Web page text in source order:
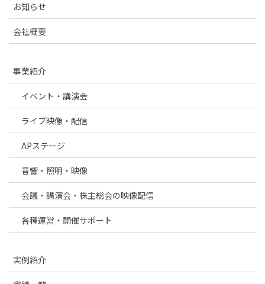
お知らせ
会社概要
事業紹介
イベント・講演会
ライブ映像・配信
APステージ
音響・照明・映像
会議・講演会・株主総会の映像配信
各種運営・開催サポート
実例紹介